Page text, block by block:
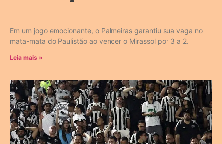
Em um jogo emocionante, o Palmeiras garantiu sua vaga no
mata-mata do Paulistão ao vencer o Mirassol por 3 a 2.
Leia mais »